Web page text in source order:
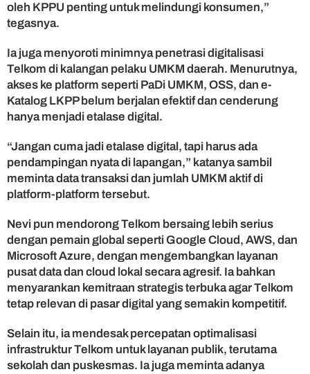
a
oleh KPPU penting untuk melindungi konsumen,”
tegasnya.
Ia juga menyoroti minimnya penetrasi digitalisasi
Telkom di kalangan pelaku UMKM daerah. Menurutnya,
akses ke platform seperti PaDi UMKM, OSS, dan e-
Katalog LKPP belum berjalan efektif dan cenderung
hanya menjadi etalase digital.
“Jangan cuma jadi etalase digital, tapi harus ada
pendampingan nyata di lapangan,” katanya sambil
meminta data transaksi dan jumlah UMKM aktif di
platform-platform tersebut.
Nevi pun mendorong Telkom bersaing lebih serius
dengan pemain global seperti Google Cloud, AWS, dan
Microsoft Azure, dengan mengembangkan layanan
pusat data dan cloud lokal secara agresif. Ia bahkan
menyarankan kemitraan strategis terbuka agar Telkom
tetap relevan di pasar digital yang semakin kompetitif.
Selain itu, ia mendesak percepatan optimalisasi
infrastruktur Telkom untuk layanan publik, terutama
sekolah dan puskesmas. Ia juga meminta adanya